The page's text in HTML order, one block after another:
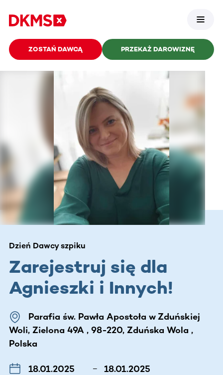
ZOSTAŃ DAWCĄ PRZEKAŻ DAROWIZNĘ
Dzień Dawcy szpiku
Zarejestruj się dla
Agnieszki i Innych!
Parafia św. Pawła Apostoła w Zduńskiej
Woli, Zielona 49A , 98-220, Zduńska Wola ,
Polska
18.01.2025 – 18.01.2025